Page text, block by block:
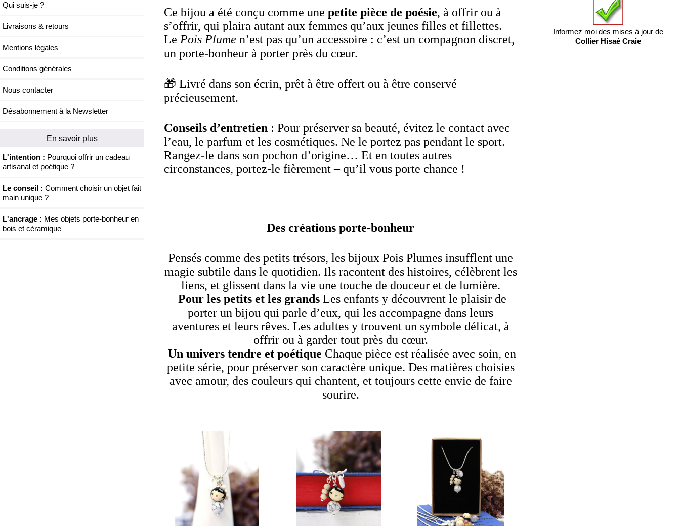
Qui suis-je ?
Livraisons & retours
Mentions légales
Conditions générales
Nous contacter
Désabonnement à la Newsletter
En savoir plus
L'intention : Pourquoi offrir un cadeau
artisanal et poétique ?
Le conseil : Comment choisir un objet fait
main unique ?
L'ancrage : Mes objets porte-bonheur en
bois et céramique
Ce bijou a été conçu comme unepetite pièce de poésie, à offrir ou à
s’offrir, qui plaira autant aux femmes qu’aux jeunes filles et fillettes.
LePois Plume n’est pas qu’un accessoire : c’est un compagnon discret,
un porte-bonheur à porter près du cœur.
🎁 Livré dans son écrin, prêt à être offert ou à être conservé
précieusement.
Conseils d’entretien : Pour préserver sa beauté, évitez le contact avec
l’eau, le parfum et les cosmétiques. Ne le portez pas pendant le sport.
Rangez-le dans son pochon d’origine… Et en toutes autres
circonstances, portez-le fièrement – qu’il vous porte chance !
Des créations porte-bonheur
Pensés comme des petits trésors, les bijoux Pois Plumes insufflent une
magie subtile dans le quotidien. Ils racontent des histoires, célèbrent les
liens, et glissent dans la vie une touche de douceur et de lumière.
Pour les petits et les grandsLes enfants y découvrent le plaisir de
porter un bijou qui parle d’eux, qui les accompagne dans leurs
aventures et leurs rêves. Les adultes y trouvent un symbole délicat, à
offrir ou à garder tout près du cœur.
Un univers tendre et poétique Chaque pièce est réalisée avec soin, en
petite série, pour préserver son caractère unique. Des matières choisies
avec amour, des couleurs qui chantent, et toujours cette envie de faire
sourire.
Informez moi des mises à jour de
Collier Hisaé Craie